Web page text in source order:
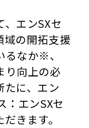
エンSXセ
域の開拓支援
るなか※、
り向上の必
たに、エン
：エンSXセ
きます。